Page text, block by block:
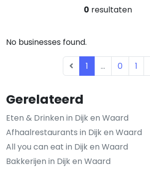
Gerelateerd
Eten & Drinken in Dijk en Waard
Afhaalrestaurants in Dijk en Waard
All you can eat in Dijk en Waard
Bakkerijen in Dijk en Waard
0 resultaten
No businesses found.
1 ... 0 1